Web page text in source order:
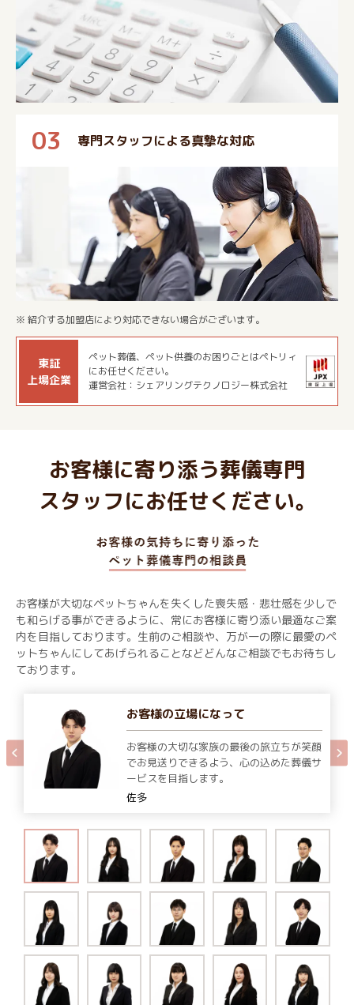
03 専門スタッフによる真摯な対応
※ 紹介する加盟店により対応できない場合がございます。
東証
上場企業
ペット葬儀、ペット供養のお困りごとはペトリィ
にお任せください。
運営会社：シェアリングテクノロジー株式会社
お客様に寄り添う葬儀専門
スタッフにお任せください。
お客様が大切なペットちゃんを失くした喪失感・悲壮感を少しで
も和らげる事ができるように、常にお客様に寄り添い最適なご案
内を目指しております。生前のご相談や、万が一の際に最愛のペ
ットちゃんにしてあげられることなどどんなご相談でもお待ちし
ております。
お客様の立場になって
お客様の大切な家族の最後の旅立ちが笑顔
でお見送りできるよう、心の込めた葬儀サ
ービスを目指します。
佐多